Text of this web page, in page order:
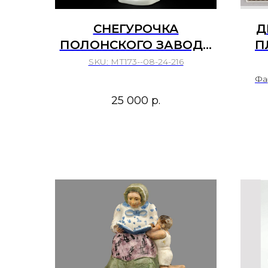
СНЕГУРОЧКА
ПОЛОНСКОГО ЗАВОДА
ХУДОЖЕСТВЕННОЙ
SKU: МТ173--08-24-216
25 000 р.